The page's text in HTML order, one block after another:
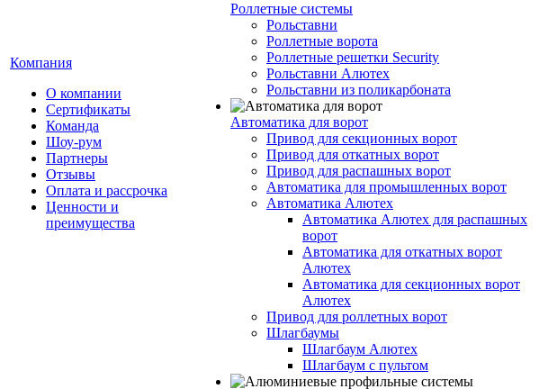
Компания
О компании
Сертификаты
Команда
Шоу-рум
Партнеры
Отзывы
Оплата и рассрочка
Ценности и
преимущества
Роллетные системы
Рольставни
Роллетные ворота
Роллетные решетки Security
Рольставни Алютех
Рольставни из поликарбоната
Автоматика для ворот
Привод для секционных ворот
Привод для откатных ворот
Привод для распашных ворот
Автоматика для промышленных ворот
Автоматика Алютех
Автоматика Алютех для распашных
ворот
Автоматика для откатных ворот
Алютех
Автоматика для секционных ворот
Алютех
Привод для роллетных ворот
Шлагбаумы
Шлагбаум Алютех
Шлагбаум с пультом